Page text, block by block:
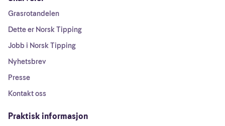
Grasrotandelen
Dette er Norsk Tipping
Jobb i Norsk Tipping
Nyhetsbrev
Presse
Kontakt oss
Praktisk informasjon